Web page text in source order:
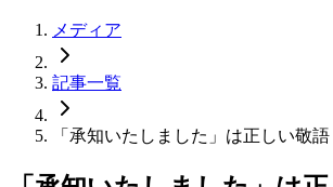
メディア
記事一覧
「承知いたしました」は正しい敬